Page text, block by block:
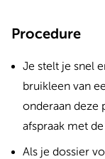
Procedure
Je stelt je snel
bruikleen van
onderaan deze
afspraak met
Als je dossier